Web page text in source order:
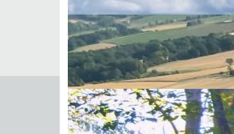
Dienstleistungen von A-Z
Seite empfehlen
Empfehlung senden an*